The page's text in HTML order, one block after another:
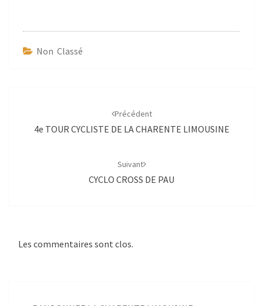
Non Classé
Précédent
4e TOUR CYCLISTE DE LA CHARENTE LIMOUSINE
Suivant
CYCLO CROSS DE PAU
Les commentaires sont clos.